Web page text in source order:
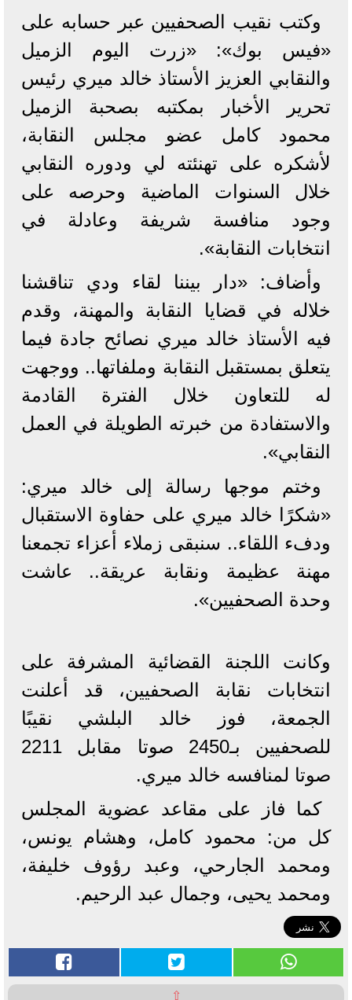
وكتب نقيب الصحفيين عبر حسابه على
«فيس بوك»: «زرت اليوم الزميل
والنقابي العزيز الأستاذ خالد ميري رئيس
تحرير الأخبار بمكتبه بصحبة الزميل
محمود كامل عضو مجلس النقابة،
لأشكره على تهنئته لي ودوره النقابي
خلال السنوات الماضية وحرصه على
وجود منافسة شريفة وعادلة في
انتخابات النقابة».
وأضاف: «دار بيننا لقاء ودي تناقشنا
خلاله في قضايا النقابة والمهنة، وقدم
فيه الأستاذ خالد ميري نصائح جادة فيما
يتعلق بمستقبل النقابة وملفاتها.. ووجهت
له للتعاون خلال الفترة القادمة
والاستفادة من خبرته الطويلة في العمل
النقابي».
وختم موجها رسالة إلى خالد ميري:
«شكرًا خالد ميري على حفاوة الاستقبال
ودفء اللقاء.. سنبقى زملاء أعزاء تجمعنا
مهنة عظيمة ونقابة عريقة.. عاشت
وحدة الصحفيين».
وكانت اللجنة القضائية المشرفة على
انتخابات نقابة الصحفيين، قد أعلنت
الجمعة، فوز خالد البلشي نقيبًا
للصحفيين بـ2450 صوتا مقابل 2211
صوتا لمنافسه خالد ميري.
كما فاز على مقاعد عضوية المجلس
كل من: محمود كامل، وهشام يونس،
ومحمد الجارحي، وعبد رؤوف خليفة،
ومحمد يحيى، وجمال عبد الرحيم.
⇧